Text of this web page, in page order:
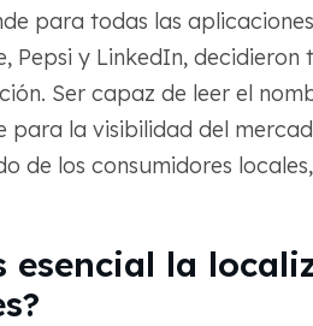
para todas las
Pepsi y LinkedIn,
Ser capaz de leer el
para la visibilidad del
de los consumidores
esencial la